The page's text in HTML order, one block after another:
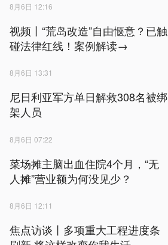
8月6日 12:16
视频丨“荒岛改造”自由惬意？已触
碰法律红线！案例解读→
8月6日 13:31
尼日利亚军方单日解救308名被绑
架人员
8月6日 07:22
菜场摊主脑出血住院4个月，“无
人摊”营业额为何没见少？
8月6日 12:11
焦点访谈丨多项重大工程进度条